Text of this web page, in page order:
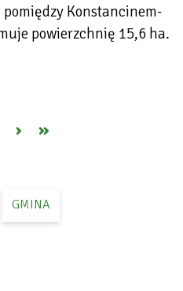
Konstancinem-
powierzchnię 15,6 ha.
Następna
›
Ostatnia
»
GMINA